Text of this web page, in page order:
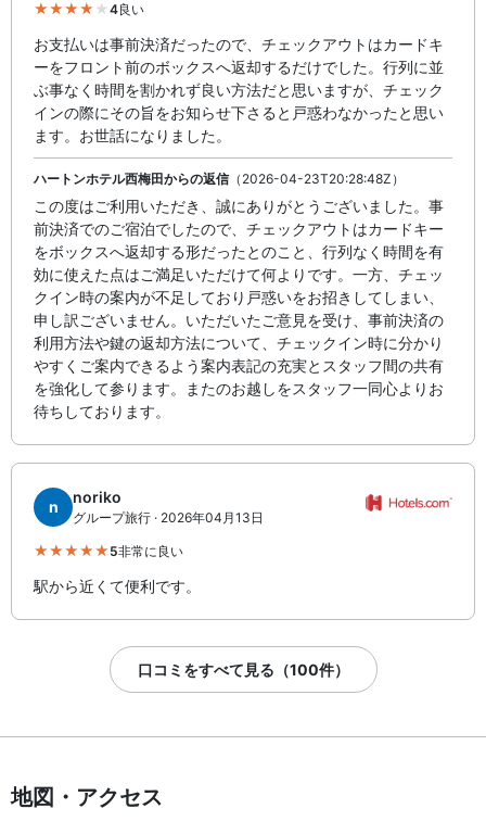
4良い
お支払いは事前決済だったので、チェックアウトはカードキ
ーをフロント前のボックスへ返却するだけでした。行列に並
ぶ事なく時間を割かれず良い方法だと思いますが、チェック
インの際にその旨をお知らせ下さると戸惑わなかったと思い
ます。お世話になりました。
ハートンホテル西梅田からの返信（2026-04-23T20:28:48Z）
この度はご利用いただき、誠にありがとうございました。事
前決済でのご宿泊でしたので、チェックアウトはカードキー
をボックスへ返却する形だったとのこと、行列なく時間を有
効に使えた点はご満足いただけて何よりです。一方、チェッ
クイン時の案内が不足しており戸惑いをお招きしてしまい、
申し訳ございません。いただいたご意見を受け、事前決済の
利用方法や鍵の返却方法について、チェックイン時に分かり
やすくご案内できるよう案内表記の充実とスタッフ間の共有
を強化して参ります。またのお越しをスタッフ一同心よりお
待ちしております。
n
noriko
グループ旅行 · 2026年04月13日
5非常に良い
駅から近くて便利です。
口コミをすべて見る（100件）
地図・アクセス